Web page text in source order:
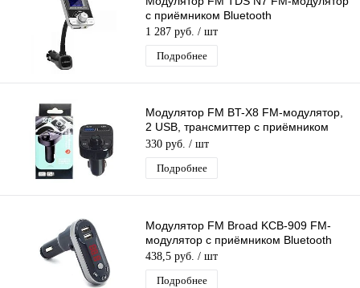
с приёмником Bluetooth
1 287 руб. / шт
Подробнее
Модулятор FM BT-X8 FM-модулятор,
2 USB, трансмиттер с приёмником
Bluetooth
330 руб. / шт
Подробнее
Модулятор FM Broad KCB-909 FM-
модулятор с приёмником Bluetooth
438,5 руб. / шт
Подробнее